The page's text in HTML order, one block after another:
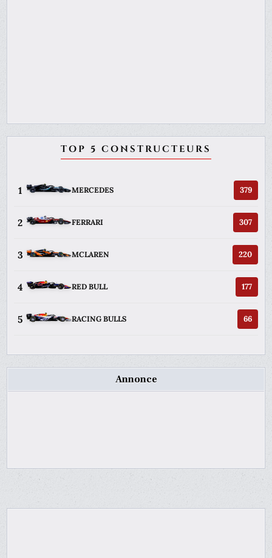
TOP 5 CONSTRUCTEURS
1 MERCEDES 379
2 FERRARI 307
3 MCLAREN 220
4 RED BULL 177
5 RACING BULLS 66
Annonce